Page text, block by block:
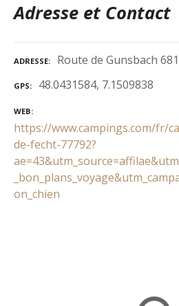
Adresse et Contact
ADRESSE Route de Gunsbach
GPS 48.0431584, 7.1509838
WEB
https://www.campings.com/fr/
de-fecht-77792?
on_chien